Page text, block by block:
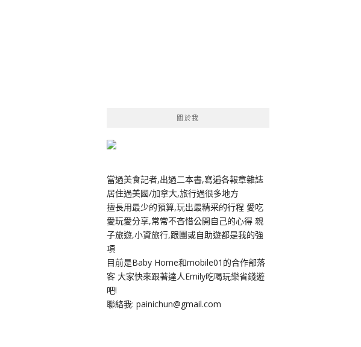
關於我
當過美食記者,出過二本書,寫遍各報章雜誌
居住過美國/加拿大,旅行過很多地方
擅長用最少的預算,玩出最精采的行程 愛吃
愛玩愛分享,常常不吝惜公開自己的心得 親
子旅遊,小資旅行,跟團或自助遊都是我的強
項
目前是Baby Home和mobile01的合作部落
客 大家快來跟著達人Emily吃喝玩樂省錢遊
吧!
聯絡我: painichun@gmail.com